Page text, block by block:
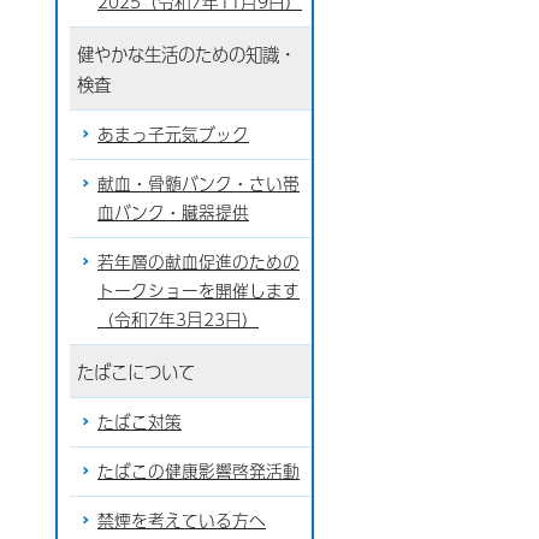
健やかな生活のための知識・
検査
あまっ子元気ブック
献血・骨髄バンク・さい帯
血バンク・臓器提供
若年層の献血促進のための
トークショーを開催します
（令和7年3月23日）
たばこについて
たばこ対策
たばこの健康影響啓発活動
禁煙を考えている方へ